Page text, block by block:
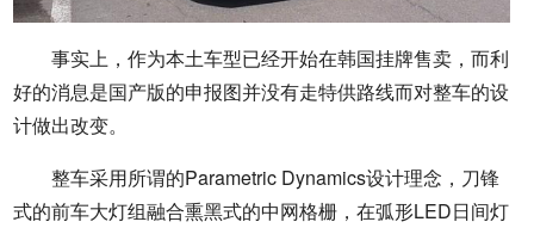
事实上，作为本土车型已经开始在韩国挂牌售卖，而利
好的消息是国产版的申报图并没有走特供路线而对整车的设
计做出改变。
整车采用所谓的Parametric Dynamics设计理念，刀锋
式的前车大灯组融合熏黑式的中网格栅，在弧形LED日间灯